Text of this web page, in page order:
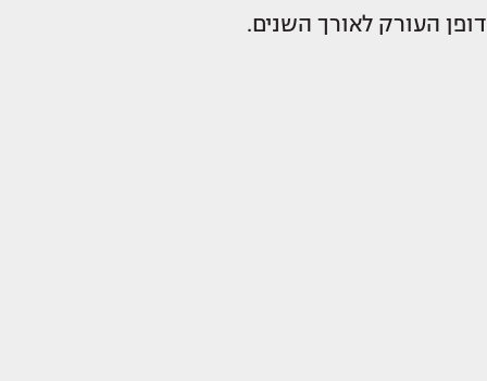
דופן העורק לאורך השנים.